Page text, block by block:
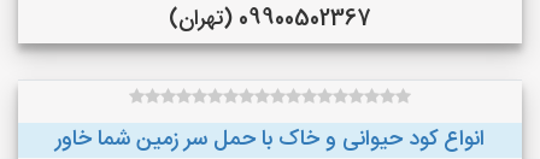
09900502367 (تهران)
انواع کود حیوانی و خاک با حمل سر زمین شما خاور